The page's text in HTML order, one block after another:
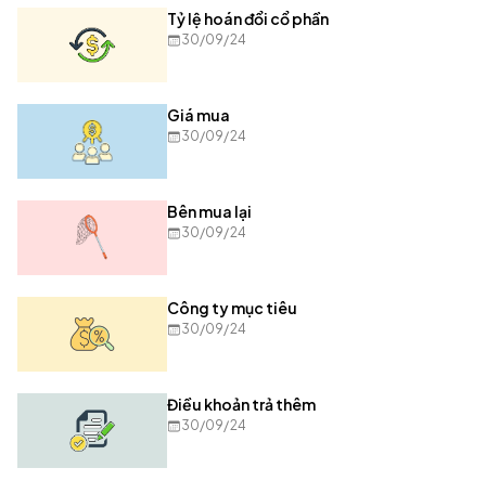
Tỷ lệ hoán đổi cổ phần
30/09/24
Giá mua
30/09/24
Bên mua lại
30/09/24
Công ty mục tiêu
30/09/24
Điều khoản trả thêm
30/09/24